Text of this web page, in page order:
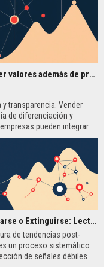
El consumidor consciente: cómo vender valores además de productos
transparencia. Vender
de diferenciación y
pueden integrar
con ejemplos reales y una
Adaptarse o Extinguirse: Lectura de tendencias post-crisis
de tendencias post-
un proceso sistemático
de señales débiles